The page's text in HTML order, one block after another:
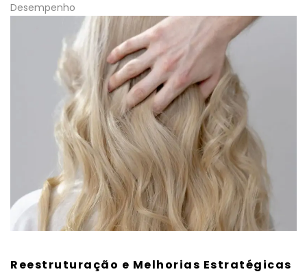
Desempenho
Reestruturação e Melhorias Estratégicas